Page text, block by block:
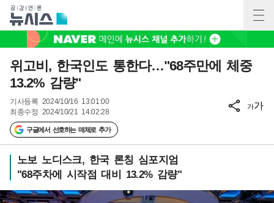
위고비, 한국인도 통한다…"68주만에 체중
13.2% 감량"
기사등록 2024/10/16 13:01:00
최종수정 2024/10/21 14:02:28
구글에서 선호하는 매체로 추가
가가
노보 노디스크, 한국 론칭 심포지엄
"68주차에 시작점 대비 13.2% 감량"